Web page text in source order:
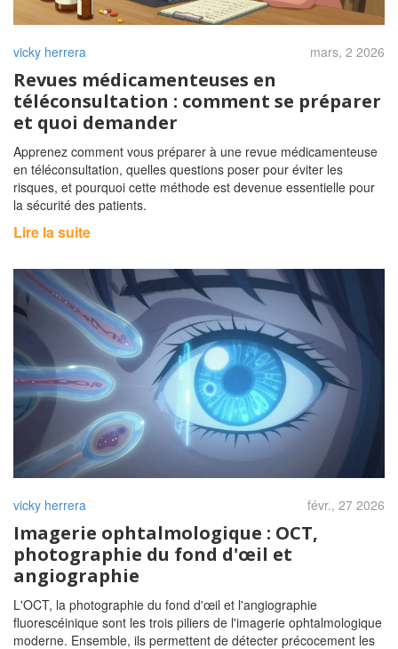
vicky herrera mars, 2 2026
Revues médicamenteuses en
téléconsultation : comment se préparer
et quoi demander
Apprenez comment vous préparer à une revue médicamenteuse
en téléconsultation, quelles questions poser pour éviter les
risques, et pourquoi cette méthode est devenue essentielle pour
la sécurité des patients.
Lire la suite
vicky herrera févr., 27 2026
Imagerie ophtalmologique : OCT,
photographie du fond d'œil et
angiographie
L'OCT, la photographie du fond d'œil et l'angiographie
fluorescéinique sont les trois piliers de l'imagerie ophtalmologique
moderne. Ensemble, ils permettent de détecter précocement les